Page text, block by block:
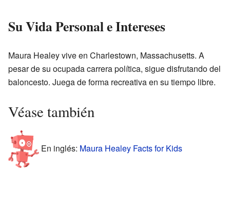
Su Vida Personal e Intereses
Maura Healey vive en Charlestown, Massachusetts. A
pesar de su ocupada carrera política, sigue disfrutando del
baloncesto. Juega de forma recreativa en su tiempo libre.
Véase también
En inglés: Maura Healey Facts for Kids